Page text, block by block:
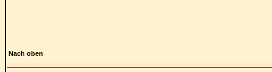
Nach oben